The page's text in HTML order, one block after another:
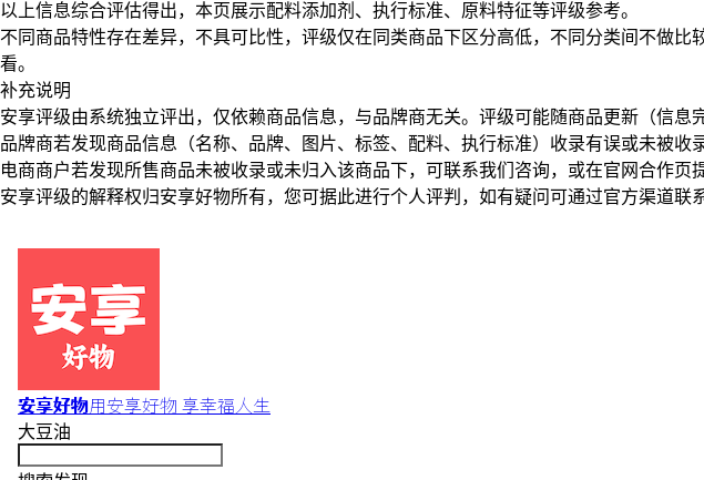
以上信息综合评估得出，本页展示配料添加剂 、 执行标准、 原料特征等评级参考。
不同商品特性存在差异，不具可比性，评级仅在 同类商品下区分高低，不同分类间不做比
看。
补充说明
安享评级由系统独立评出，仅依赖商品信息， 与品牌商无关。评级可能随商品更新（信息
品牌商若发现商品信息（名称、品牌、图片、标签、配料、执行标准）收录有误或未被
电商商户若发现所售商品未被收录或未归入该商品下，可联系我们咨询，或在官网合作
安享评级的解释权归安享好物所有，您可据此进行个人评判，如有疑问可通过官方渠道联
安享好物用安享好物 享幸福人生
大豆油